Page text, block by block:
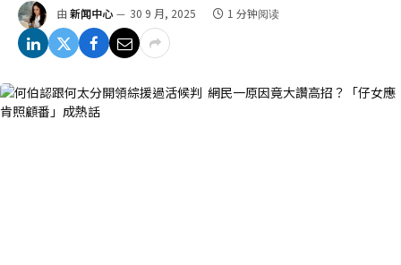
由 新闻中心 30 9 月, 2025 1 分钟阅读